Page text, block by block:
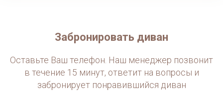
• Износостойкая обивка — тактильно приятная,
устойчивая к нагрузкам
антивандальное покрытие — плавный ход,
• Быстрая трансформация: диван → кровать за 10
секунд
Забронировать диван
Оставьте Ваш телефон. Наш менеджер позвонит
в течение 15 минут, ответит на вопросы и
забронирует понравившийся диван